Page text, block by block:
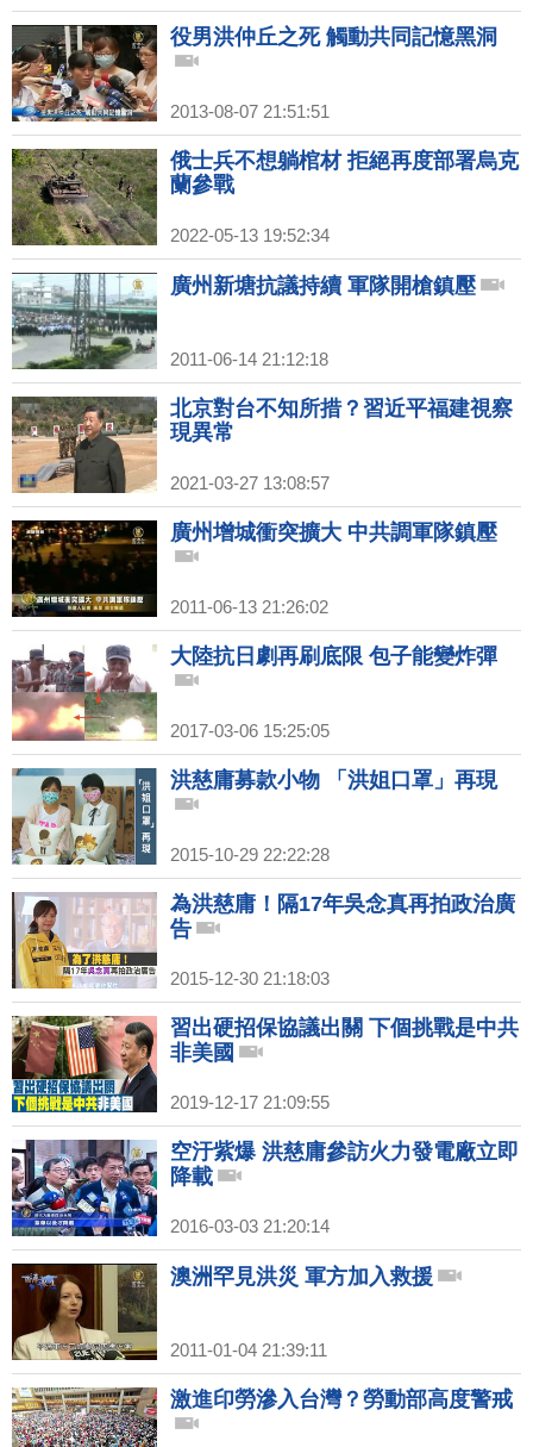
役男洪仲丘之死 觸動共同記憶黑洞
2013-08-07 21:51:51
俄士兵不想躺棺材 拒絕再度部署烏克
蘭參戰
2022-05-13 19:52:34
廣州新塘抗議持續 軍隊開槍鎮壓
2011-06-14 21:12:18
北京對台不知所措？習近平福建視察
現異常
2021-03-27 13:08:57
廣州增城衝突擴大 中共調軍隊鎮壓
2011-06-13 21:26:02
大陸抗日劇再刷底限 包子能變炸彈
2017-03-06 15:25:05
洪慈庸募款小物 「洪姐口罩」再現
2015-10-29 22:22:28
為洪慈庸！隔17年吳念真再拍政治廣
告
2015-12-30 21:18:03
習出硬招保協議出關 下個挑戰是中共
非美國
2019-12-17 21:09:55
空汙紫爆 洪慈庸參訪火力發電廠立即
降載
2016-03-03 21:20:14
澳洲罕見洪災 軍方加入救援
2011-01-04 21:39:11
激進印勞滲入台灣？勞動部高度警戒